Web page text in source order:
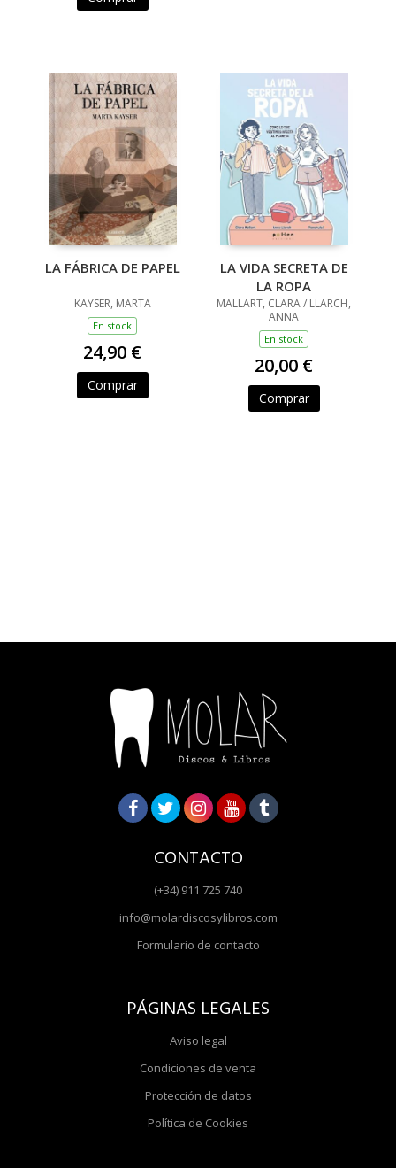
LA FÁBRICA DE PAPEL
KAYSER, MARTA
En stock
24,90 €
Comprar
LA VIDA SECRETA DE
LA ROPA
MALLART, CLARA / LLARCH,
ANNA
En stock
20,00 €
Comprar
CONTACTO
(+34) 911 725 740
info@molardiscosylibros.com
Formulario de contacto
PÁGINAS LEGALES
Aviso legal
Condiciones de venta
Protección de datos
Política de Cookies